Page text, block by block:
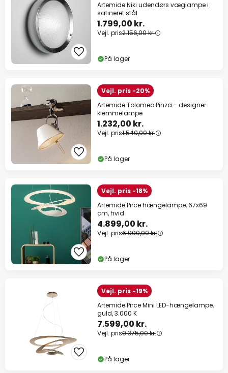
Artemide Niki udendørs væglampe i
satineret stål
1.799,00 kr.
Vejl. pris2.156,00 kr.
På lager
Vejl. pris -20%
Artemide Tolomeo Pinza - designer
klemmelampe
1.232,00 kr.
Vejl. pris1.540,00 kr.
På lager
Vejl. pris -18%
Artemide Pirce hængelampe, 67x69
cm, hvid
4.899,00 kr.
Vejl. pris6.000,00 kr.
På lager
Vejl. pris -19%
Artemide Pirce Mini LED-hængelampe,
guld, 3.000 K
7.599,00 kr.
Vejl. pris9.375,00 kr.
På lager